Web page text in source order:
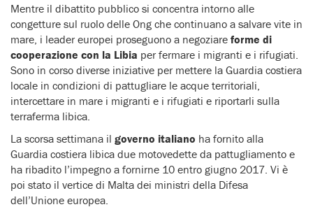
Mentre il dibattito pubblico si concentra intorno alle
congetture sul ruolo delle Ong che continuano a salvare vite in
mare, i leader europei proseguono a negoziare forme di
cooperazione con la Libia per fermare i migranti e i rifugiati.
Sono in corso diverse iniziative per mettere la Guardia costiera
locale in condizioni di pattugliare le acque territoriali,
intercettare in mare i migranti e i rifugiati e riportarli sulla
terraferma libica.
La scorsa settimana il governo italiano ha fornito alla
Guardia costiera libica due motovedette da pattugliamento e
ha ribadito l’impegno a fornirne 10 entro giugno 2017. Vi è
poi stato il vertice di Malta dei ministri della Difesa
dell’Unione europea.